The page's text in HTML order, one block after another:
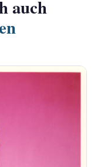
auch